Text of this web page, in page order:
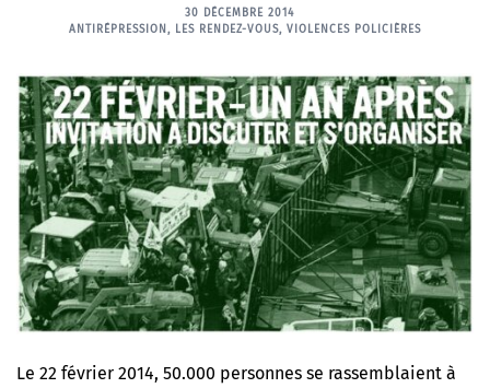
30 DÉCEMBRE 2014
ANTIRÉPRESSION , LES RENDEZ-VOUS, VIOLENCES POLICIÈRES
Le 22 février 2014, 50.000 personnes se rassemblaient à